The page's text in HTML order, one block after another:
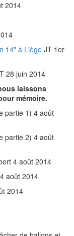
2014
14" à Liège JT 1er
28 juin 2014
laissons
mémoire.
partie 1) 4 août
partie 2) 4 août
4 août 2014
août 2014
2014